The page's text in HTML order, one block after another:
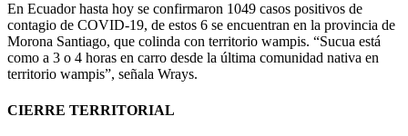
En Ecuador hasta hoy se confirmaron 1049 casos positivos de
contagio de COVID-19, de estos 6 se encuentran en la provincia de
Morona Santiago, que colinda con territorio wampis. “Sucua está
como a 3 o 4 horas en carro desde la última comunidad nativa en
territorio wampis”, señala Wrays.
CIERRE TERRITORIAL